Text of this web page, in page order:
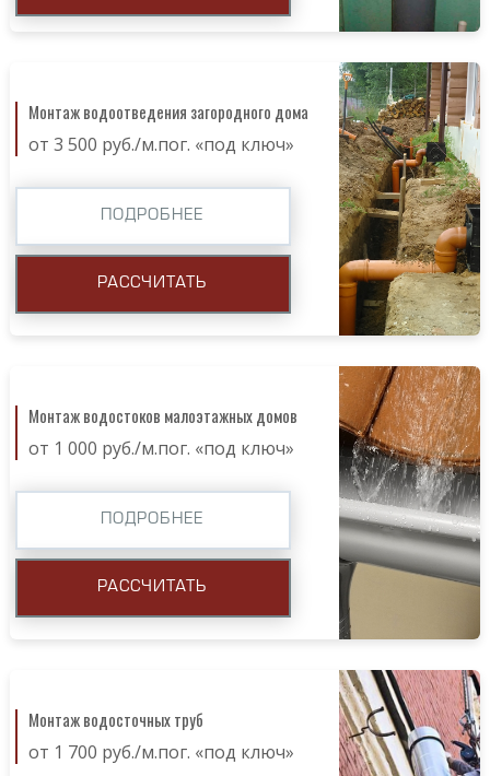
Монтаж водоотведения загородного дома
от 3 500 руб./м.пог. «под ключ»
ПОДРОБНЕЕ
РАССЧИТАТЬ
Монтаж водостоков малоэтажных домов
от 1 000 руб./м.пог. «под ключ»
ПОДРОБНЕЕ
РАССЧИТАТЬ
Монтаж водосточных труб
от 1 700 руб./м.пог. «под ключ»